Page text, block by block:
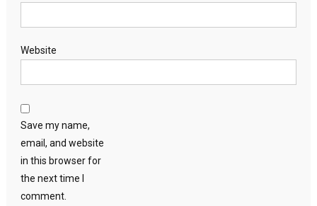
Website
Save my name,
email, and website
in this browser for
the next time I
comment.